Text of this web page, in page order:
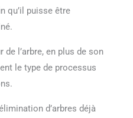
qu’il puisse être
l’arbre, en plus de son
le type de processus
d’arbres déjà